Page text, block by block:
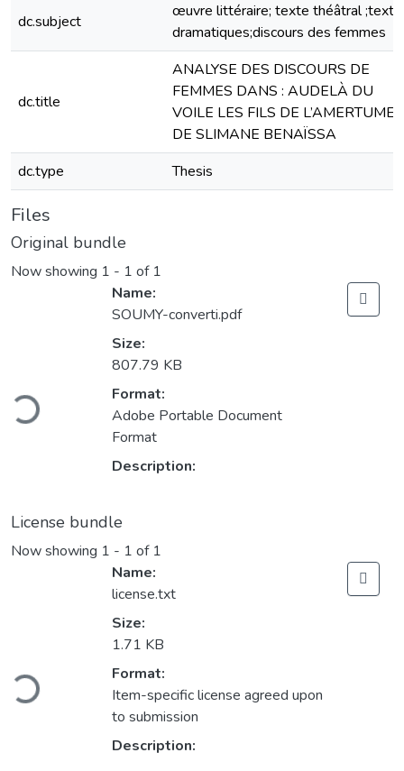
dc.subject
œuvre littéraire; texte théâtral
dramatiques;discours des femmes
dc.title
ANALYSE DES DISCOURS DE
FEMMES DANS : AU­DELÀ DU
VOILE LES FILS DE L’AMERTUME
DE SLIMANE BENAÏSSA
dc.type
Thesis
Files
Original bundle
Now showing 1 - 1 of 1
Loading...
Name:
SOUMY-converti.pdf
Size:
807.79 KB
Format:
Adobe Portable Document
Format
Description:
License bundle
Now showing 1 - 1 of 1
Loading...
Name:
license.txt
Size:
1.71 KB
Format:
Item-specific license agreed upon
to submission
Description: